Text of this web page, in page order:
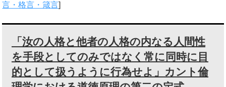
言・格言・箴言]
「汝の人格と他者の人格の内なる人間性
を手段としてのみではなく常に同時に目
的として扱うように行為せよ」カント倫